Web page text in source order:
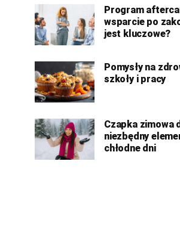
Program
wsparcie po
jest kluczowe?
Pomysły na
szkoły i pracy
Czapka zimowa
niezbędny
chłodne dni